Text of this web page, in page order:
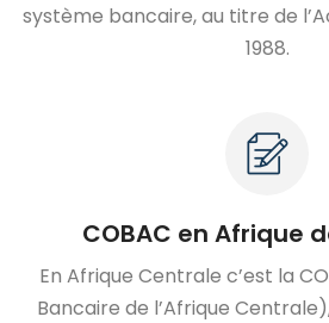
système bancaire, au titre de
1988.
COBAC en Afrique
En Afrique Centrale c’est la
Bancaire de l’Afrique